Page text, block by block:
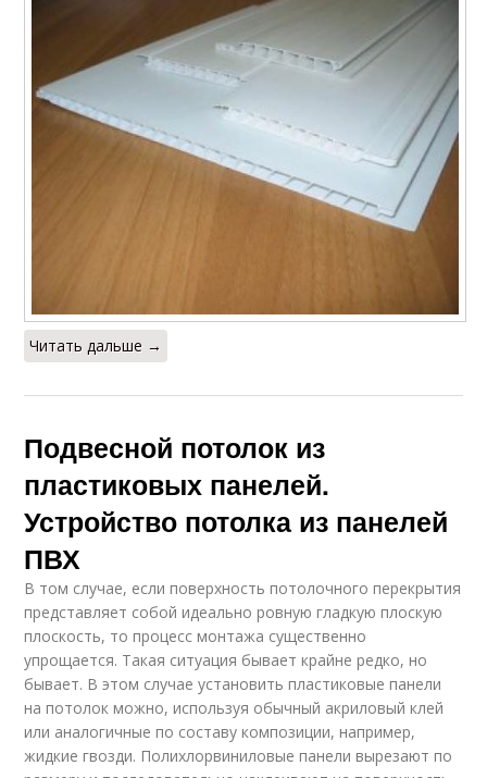
Читать дальше →
Подвесной потолок из
пластиковых панелей.
Устройство потолка из панелей
ПВХ
В том случае, если поверхность потолочного перекрытия
представляет собой идеально ровную гладкую плоскую
плоскость, то процесс монтажа существенно
упрощается. Такая ситуация бывает крайне редко, но
бывает. В этом случае установить пластиковые панели
на потолок можно, используя обычный акриловый клей
или аналогичные по составу композиции, например,
жидкие гвозди. Полихлорвиниловые панели вырезают по